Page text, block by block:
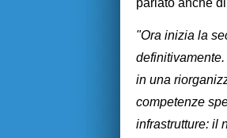
parlato anche
"Ora inizia la
in una
competenze
infrastrutture: il